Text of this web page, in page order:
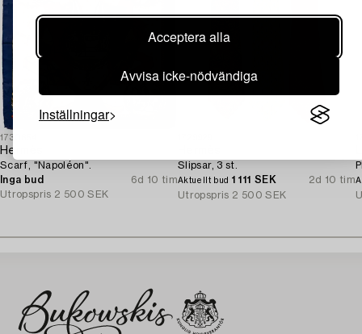
Acceptera alla
Avvisa icke-nödvändiga
Inställningar
1730654
Hermès
Scarf, "Napoléon".
Inga bud
6d 10 tim
Utropspris 2 500 SEK
Slipsar, 3 st.
Aktuellt bud 1 111 SEK
2d 10 tim
Utropspris 2 500 SEK